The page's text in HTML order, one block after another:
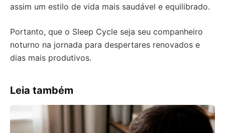
assim um estilo de vida mais saudável e equilibrado.
Portanto, que o Sleep Cycle seja seu companheiro
noturno na jornada para despertares renovados e
dias mais produtivos.
Leia também